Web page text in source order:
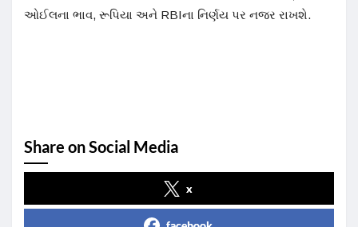
ઓઈલના ભાવ, રૂપિયા અને RBIના નિર્ણય પર નજર રાખશે.
Share on Social Media
x